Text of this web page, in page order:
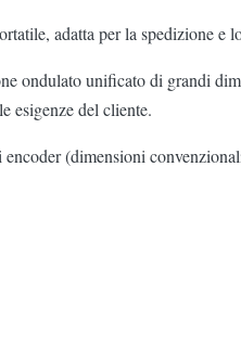
adatta per la spedizione e
ondulato unificato di grandi
esigenze del cliente.
(dimensioni